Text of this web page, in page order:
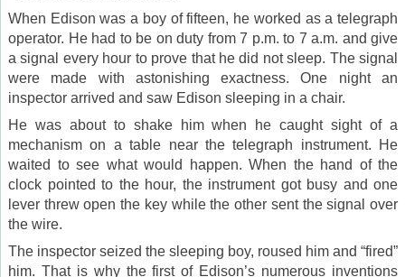
When Edison was a boy of fifteen, he worked as a telegraph
operator. He had to be on duty from 7 p.m. to 7 a.m. and give
a signal every hour to prove that he did not sleep. The signal
were made with astonishing exactness. One night an
inspector arrived and saw Edison sleeping in a chair.
He was about to shake him when he caught sight of a
mechanism on a table near the telegraph instrument. He
waited to see what would happen. When the hand of the
clock pointed to the hour, the instrument got busy and one
lever threw open the key while the other sent the signal over
the wire.
The inspector seized the sleeping boy, roused him and “fired”
him. That is why the first of Edison’s numerous inventions